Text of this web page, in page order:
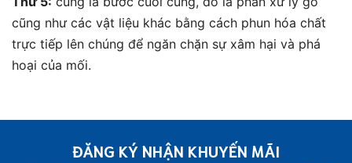
cũng như các vật liệu khác bằng cách phun hóa chất
trực tiếp lên chúng để ngăn chặn sự xâm hại và phá
hoại của mối.
ĐĂNG KÝ NHẬN KHUYẾN MÃI